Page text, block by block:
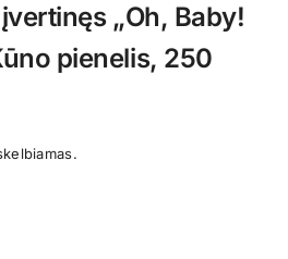
„Oh, Baby!
pienelis, 250